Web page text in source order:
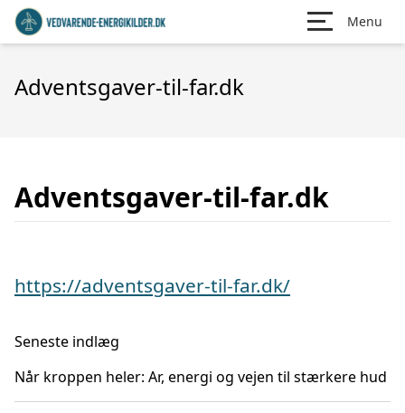
Menu
Adventsgaver-til-far.dk
Adventsgaver-til-far.dk
https://adventsgaver-til-far.dk/
Seneste indlæg
Når kroppen heler: Ar, energi og vejen til stærkere hud